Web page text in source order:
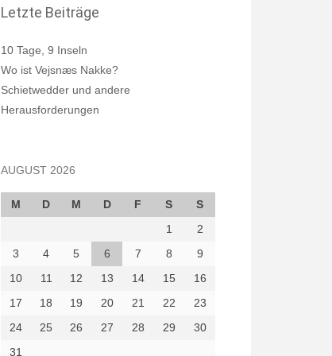
Letzte Beiträge
10 Tage, 9 Inseln
Wo ist Vejsnæs Nakke?
Schietwedder und andere
Herausforderungen
AUGUST 2026
M D M D F S
S
1
2
3
4 5 6 7 8
9
10
11 12 13 14 15
16
17
18 19 20 21 22
23
24
25 26 27 28 29
30
31